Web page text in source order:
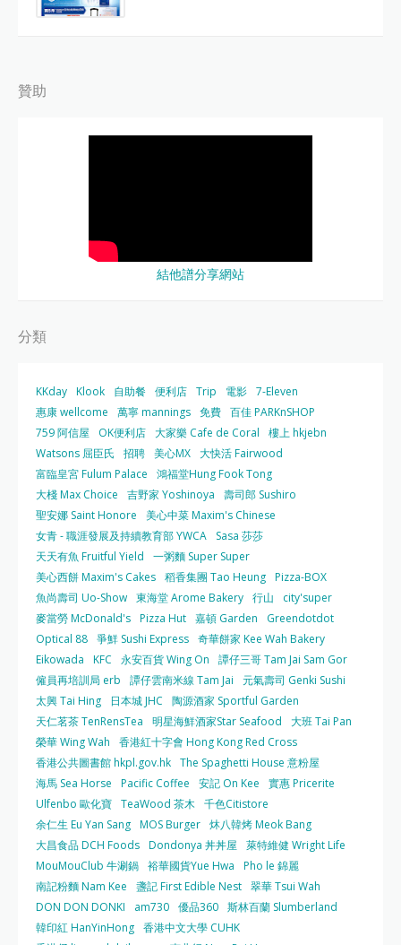
贊助
結他譜分享網站
分類
KKday Klook 自助餐 便利店 Trip 電影 7-Eleven
惠康 wellcome
萬寧 mannings 免費 百佳 PARKnSHOP
759 阿信屋
OK便利店 大家樂 Cafe de Coral
樓上 hkjebn
Watsons 屈臣氏
招聘 美心MX 大快活 Fairwood
富臨皇宮 Fulum Palace
鴻福堂Hung Fook Tong
大棧 Max Choice
吉野家 Yoshinoya
壽司郎 Sushiro
聖安娜 Saint Honore
美心中菜 Maxim's Chinese
女青 - 職涯發展及持續教育部 YWCA
Sasa 莎莎
天天有魚 Fruitful Yield
一粥麵 Super Super
美心西餅 Maxim's Cakes 稻香集團 Tao Heung Pizza-BOX
魚尚壽司 Uo-Show 東海堂 Arome Bakery 行山
city'super
麥當勞 McDonald's Pizza Hut 嘉頓 Garden
Greendotdot
Optical 88 爭鮮 Sushi Express 奇華餅家 Kee Wah Bakery
Eikowada
KFC 永安百貨 Wing On
譚仔三哥 Tam Jai Sam Gor
僱員再培訓局 erb
譚仔雲南米線 Tam Jai
元氣壽司 Genki Sushi
太興 Tai Hing
日本城 JHC
陶源酒家 Sportful Garden
天仁茗茶 TenRensTea
明星海鮮酒家Star Seafood
大班 Tai Pan
榮華 Wing Wah
香港紅十字會 Hong Kong Red Cross
香港公共圖書館 hkpl.gov.hk The Spaghetti House 意粉屋
海馬 Sea Horse
Pacific Coffee 安記 On Kee
實惠 Pricerite
Ulfenbo 歐化寶 TeaWood 茶木 千色Citistore
余仁生 Eu Yan Sang MOS Burger 炑八韓烤 Meok Bang
大昌食品 DCH Foods Dondonya 丼丼屋
萊特維健 Wright Life
MouMouClub 牛涮鍋 裕華國貨Yue Hwa
Pho le 錦麗
南記粉麵 Nam Kee
盞記 First Edible Nest 翠華 Tsui Wah
DON DON DONKI
am730 優品360 斯林百蘭 Slumberland
韓印紅 HanYinHong 香港中文大學 CUHK